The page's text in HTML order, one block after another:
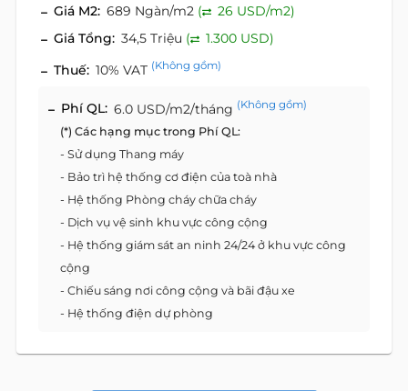
Giá M2: 689 Ngàn/m2 (
26 USD/m2)
Giá Tổng: 34,5 Triệu (
1.300 USD)
Thuế: 10% VAT (Không gồm)
Phí QL: 6.0 USD/m2/tháng (Không gồm)
(*) Các hạng mục trong Phí QL:
- Sử dụng Thang máy
- Bảo trì hệ thống cơ điện của toà nhà
- Hệ thống Phòng cháy chữa cháy
- Dịch vụ vệ sinh khu vực công cộng
- Hệ thống giám sát an ninh 24/24 ở khu vực công
cộng
- Chiếu sáng nơi công cộng và bãi đậu xe
- Hệ thống điện dự phòng